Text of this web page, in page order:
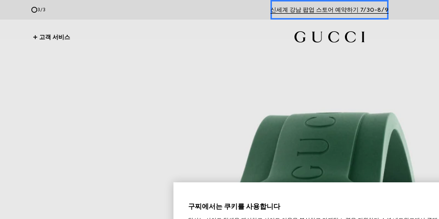
1/3 신세계 강남 팝업 스토어 예약하기 7/30-8/9
고객 서비스
구찌에서는 쿠키를 사용합니다